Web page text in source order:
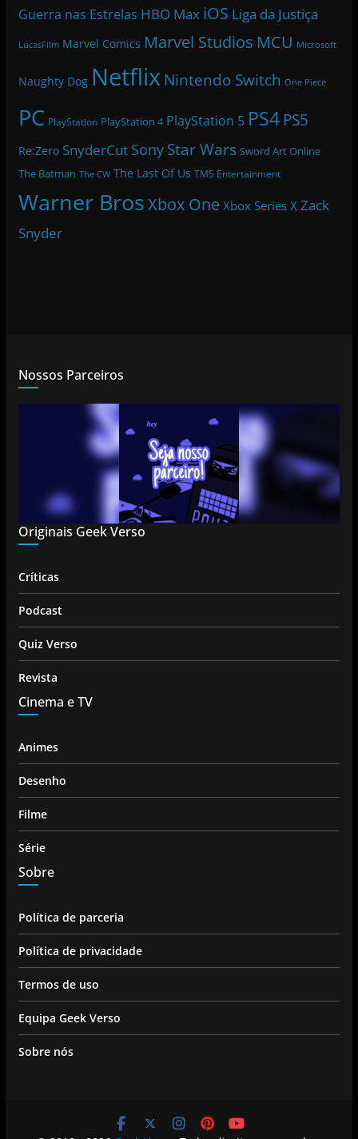
Guerra nas Estrelas HBO Max iOS Liga da Justiça
LucasFilm Marvel Comics Marvel Studios MCU Microsoft
Naughty Dog Netflix Nintendo Switch One Piece
PC PlayStation PlayStation 4 PlayStation 5 PS4 PS5
Re:Zero SnyderCut Sony Star Wars Sword Art Online
The Batman The CW The Last Of Us TMS Entertainment
Warner BrosXbox One Xbox Series X Zack
Snyder
Nossos Parceiros
Originais Geek Verso
Críticas
Podcast
Quiz Verso
Revista
Cinema e TV
Animes
Desenho
Filme
Série
Sobre
Política de parceria
Política de privacidade
Termos de uso
Equipa Geek Verso
Sobre nós